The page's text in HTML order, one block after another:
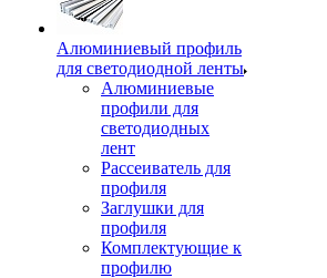
Алюминиевый профиль
для светодиодной ленты
Алюминиевые
профили для
светодиодных
лент
Рассеиватель для
профиля
Заглушки для
профиля
Комплектующие к
профилю